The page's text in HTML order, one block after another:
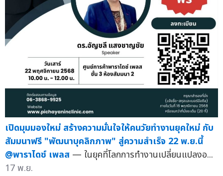
เปิดมุมมองใหม่ สร้างความมั่นใจให้คนวัยทำงานยุคใหม่ กับ
สัมมนาฟรี "พัฒนาบุคลิกภาพ" สู่ความสำเร็จ 22 พ.ย.นี้
@พาราไดซ์ เพลส — ในยุคที่โลกการทำงานเปลี่ยนแปลงอ...
17 พ.ย.